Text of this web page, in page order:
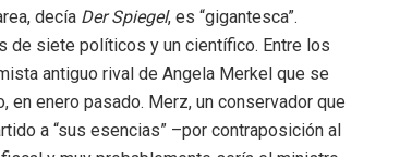
decía Der Spiegel, es “gigantesca”.
de siete políticos y un científico. Entre los
antiguo rival de Angela Merkel que se
enero pasado. Merz, un conservador que
a “sus esencias” –por contraposición al